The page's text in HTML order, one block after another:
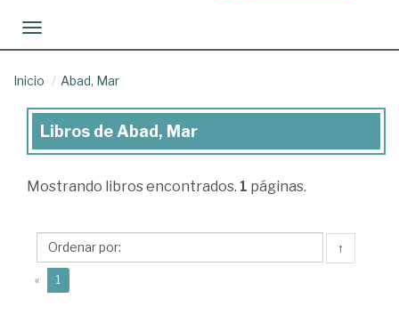
Toggle navigation
Inicio Abad, Mar
Libros
Abad,
Libros de Abad, Mar
Mostrando libros encontrados. 1 páginas.
↑
« 1